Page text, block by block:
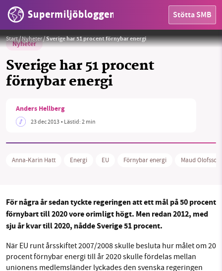
Supermiljöbloggen Stötta SMB
OMRÅDEN
MILJÖFAKTA
Sparade inlägg Tipsa oss
Threads LinkedIn
Start/Nyheter/Sverige har 51 procent förnybar energi
Nyheter
Sverige har 51 procent
förnybar energi
Anders Hellberg
23 dec 2013• Lästid:2 min
Anna-Karin Hatt Energi EU Förnybar energi Maud Olofsson
För några år sedan tyckte regeringen att ett mål på 50 procent
förnybart till 2020 vore orimligt högt. Men redan 2012, med
sju år kvar till 2020, nådde Sverige 51 procent.
När EU runt årsskiftet 2007/2008 skulle besluta hur målet om 20
procent förnybar energi till år 2020 skulle fördelas mellan
unionens medlemsländer lyckades den svenska regeringen
SMB kämpar för en hållbar framtid. Sedan